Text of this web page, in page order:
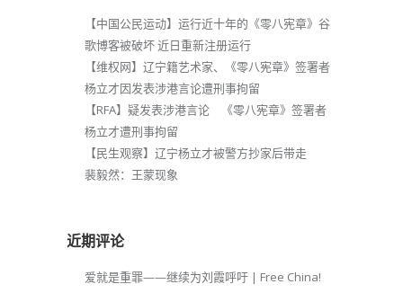
【中国公民运动】运行近十年的《零八宪章》谷
歌博客被破坏 近日重新注册运行
【维权网】辽宁籍艺术家、《零八宪章》签署者
杨立才因发表涉港言论遭刑事拘留
【RFA】疑发表涉港言论 《零八宪章》签署者
杨立才遭刑事拘留
【民生观察】辽宁杨立才被警方抄家后带走
裴毅然：王蒙现象
近期评论
爱就是重罪——继续为刘霞呼吁 | Free China!